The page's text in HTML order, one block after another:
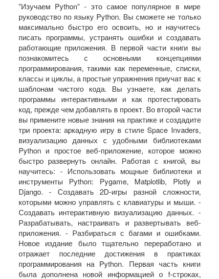
”Изучаем Python” - это самое популярное в мире
руководство по языку Python. Вы сможете не только
максимально быстро его освоить, но и научитесь
писать программы, устранять ошибки и создавать
работающие приложения. В первой части книги вы
познакомитесь с основными концепциями
программирования, такими как переменные, списки,
классы и циклы, а простые упражнения приучат вас к
шаблонам чистого кода. Вы узнаете, как делать
программы интерактивными и как протестировать
код, прежде чем добавлять в проект. Во второй части
вы примените новые знания на практике и создадите
три проекта: аркадную игру в стиле Space Invaders,
визуализацию данных с удобными библиотеками
Python и простое веб-приложение, которое можно
быстро развернуть онлайн. Работая с книгой, вы
научитесь: - Использовать мощные библиотеки и
инструменты Python: Pygame, Matplotlib, Plotly и
Django. - Создавать 2D-игры разной сложности,
которыми можно управлять с клавиатуры и мыши. -
Создавать интерактивную визуализацию данных. -
Разрабатывать, настраивать и развертывать веб-
приложения. - Разбираться с багами и ошибками.
Новое издание было тщательно переработано и
отражает последние достижения в практиках
программирования на Python. Первая часть книги
была дополнена новой информацией о f-строках,